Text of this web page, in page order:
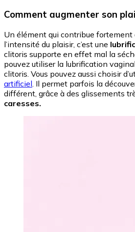
Comment augmenter son
Un élément qui contribue fortement
l’intensité du plaisir, c’est une
clitoris supporte en effet mal la
pouvez utiliser la lubrification
clitoris. Vous pouvez aussi choisir
artificiel. Il permet parfois la
différent, grâce à des glissements
caresses.